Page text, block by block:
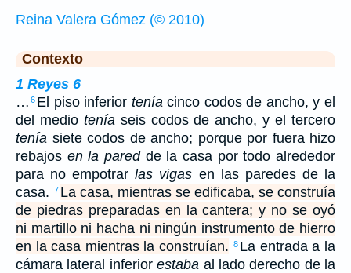
Reina Valera Gómez (© 2010)
Contexto
1 Reyes 6
… 6 El piso inferior tenía cinco codos de ancho, y el
del medio tenía seis codos de ancho, y el tercero
tenía siete codos de ancho; porque por fuera hizo
rebajos en la paredde la casa por todo alrededor
para no empotrarlas vigas en las paredes de la
casa. 7 La casa, mientras se edificaba, se construía
de piedras preparadas en la cantera; y no se oyó
ni martillo ni hacha ni ningún instrumento de hierro
en la casa mientras la construían.
8 La entrada a la
cámara lateral inferiorestaba al lado derecho de la